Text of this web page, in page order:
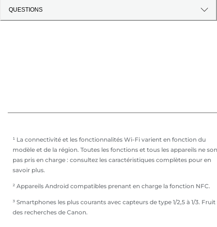
QUESTIONS
¹ La connectivité et les fonctionnalités Wi-Fi varient en fonction du
modèle et de la région. Toutes les fonctions et tous les appareils ne
pas pris en charge : consultez les caractéristiques complètes pour en
savoir plus.
² Appareils Android compatibles prenant en charge la fonction NFC.
³ Smartphones les plus courants avec capteurs de type 1/2,5 à 1/3. Fruit
des recherches de Canon.